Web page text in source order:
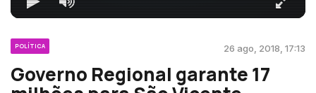
POLÍTICA 26 ago, 2018, 17:13
Governo Regional garante 17